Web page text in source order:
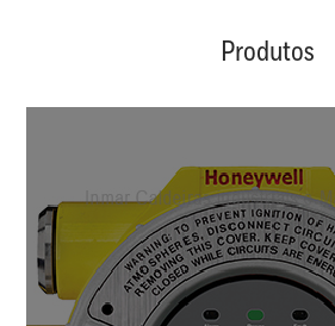
Produtos